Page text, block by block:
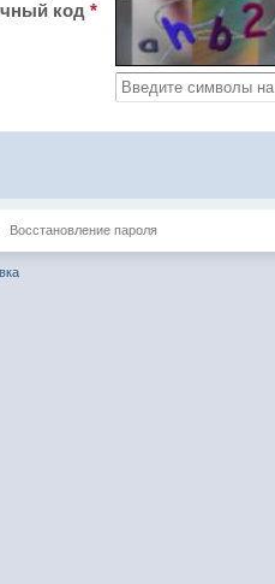
код*
Восстановление пароля